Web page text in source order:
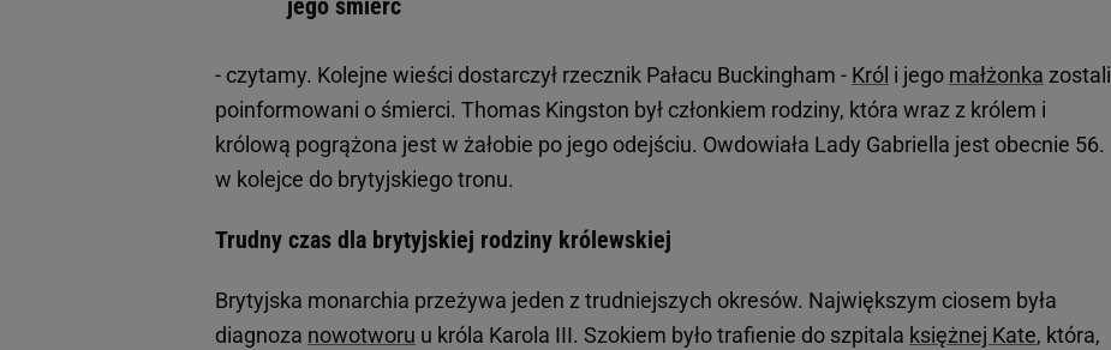
jego śmierć
- czytamy. Kolejne wieści dostarczył rzecznik Pałacu Buckingham - Król i jego małżonka zostali
poinformowani o śmierci. Thomas Kingston był członkiem rodziny, która wraz z królem i
królową pogrążona jest w żałobie po jego odejściu. Owdowiała Lady Gabriella jest obecnie 56.
w kolejce do brytyjskiego tronu.
Trudny czas dla brytyjskiej rodziny królewskiej
Brytyjska monarchia przeżywa jeden z trudniejszych okresów. Największym ciosem była
diagnoza nowotworu u króla Karola III. Szokiem było trafienie do szpitala księżnej Kate, która,